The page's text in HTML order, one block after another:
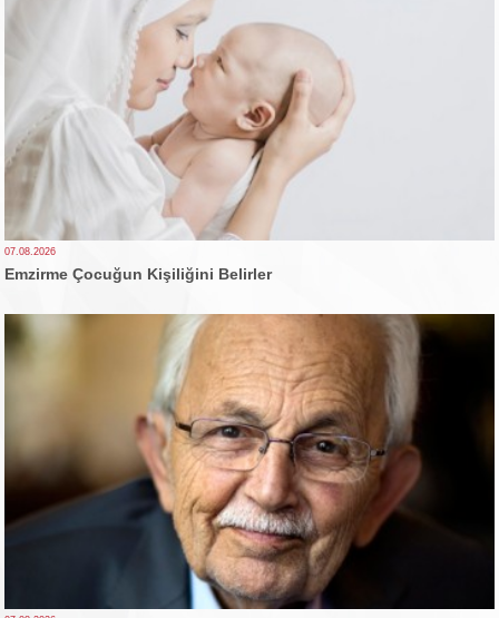
07.08.2026
Emzirme Çocuğun Kişiliğini Belirler